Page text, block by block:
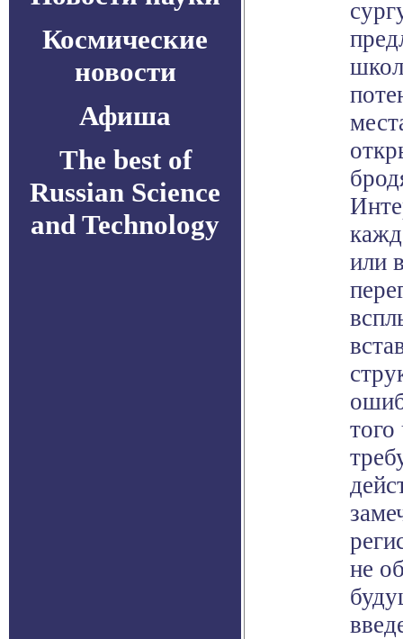
Космические
новости
Афиша
The best of
Russian Science
and Technology
или
того
не